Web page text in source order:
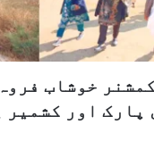
خوشاب
پارک اور کشمیر